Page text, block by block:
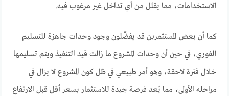
الاستخدامات، مما يقلل من أي تداخل غير مرغوب فيه.
كما أن بعض المستثمرين قد يفضّلون وجود وحدات جاهزة للتسليم
الفوري، في حين أن وحدات المشروع ما زالت قيد التنفيذ ويتم تسليمها
خلال فترة لاحقة، وهو أمر طبيعي في ظل كون المشروع لا يزال في
مراحله الأولى، مما يُعد فرصة جيدة للاستثمار بسعر أقل قبل الارتفاع